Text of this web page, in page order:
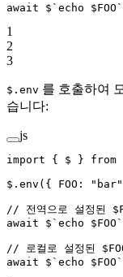
await $ `echo $FOO`
1
2
3
$.env 를 호출하여
습니다:
js
import { $ } from
$. env ({ FOO: "bar"
// 전역으로 설정된
await $ `echo $FOO`
// 로컬로 설정된
await $ `echo $FOO`